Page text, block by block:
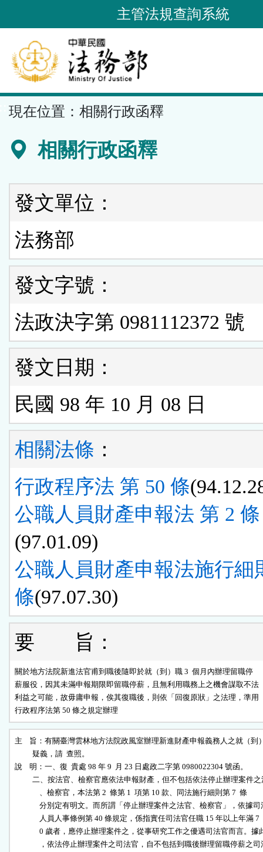
到
要
內
容
區
主管法規查詢系統
現在位置： 相關行政函釋
相關行政函釋
發文單位：
法務部
發文字號：
法政決字第 0981112372 號
發文日期：
民國 98 年 10 月 08 日
相關法條 ：
行政程序法 第 50 條
公職人員財產申報法 第 2 條
(97.01.09)
公職人員財產申報法施行細
條(97.07.30)
要 旨：
關於地方法院新進法官甫到職後隨即於就（到）職 3  個月內辦理留職停
薪服役，因其未滿申報期限即留職停薪，且無利用職務上之機會謀取不法
利益之可能，故毋庸申報，俟其復職後，則依「回復原狀」之法理，準用
行政程序法第 50 條之規定辦理
主    旨：有關臺灣雲林地方法院政風室辦理新進財產申報義務人之就（到
          疑義，請  查照。
說    明：一、復  貴處 98 年 9  月 23 日處政二字第 0980022304 號函。
二、按法官、檢察官應依法申報財產，但不包括依法停止辦理案件
              、檢察官，本法第 2  條第 1  項第 10 款、同法施行細則第 7  條
分別定有明文。而所謂「停止辦理案件之法官、檢察官」，依據司
              人員人事條例第 40 條規定，係指實任司法官任職 15 年以上年滿 7
0 歲者，應停止辦理案件之，從事研究工作之優遇司法官而言。據
，依法停止辦理案件之司法官，自不包括到職後辦理留職停薪之司